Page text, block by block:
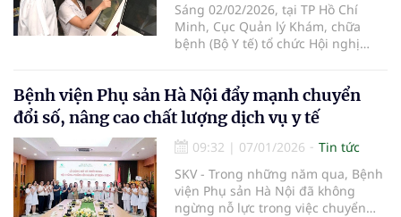
Sáng 02/02/2026, tại TP Hồ Chí
Minh, Cục Quản lý Khám, chữa
bệnh (Bộ Y tế) tổ chức Hội nghị
Bệnh viện Phụ sản Hà Nội đẩy mạnh chuyển
đổi số, nâng cao chất lượng dịch vụ y tế
09:32 | 07/01/2026
Tin tức
SKV - Trong những năm qua, Bệnh
viện Phụ sản Hà Nội đã không
ngừng nỗ lực trong việc chuyển